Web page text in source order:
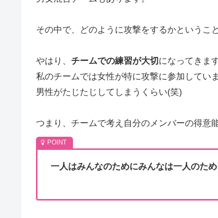
その中で、どのように攻撃をするかというこ
やはり、 チームでの練習が大切 になってきま
私のチームでは女性が特に攻撃に参加してい
男性がたじたじしてしまうくらい(笑)
つまり、チームで考え自分のメンバーの得意
一人はみんなのためにみんなは一人のた